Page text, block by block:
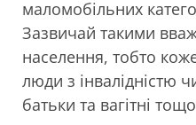
маломобільних
Зазвичай такими
населення, тобто
люди з інвалідністю
батьки та вагітні